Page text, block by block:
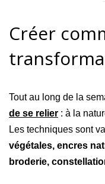
Créer
Tout au long de la
de se relier : à la
Les techniques sont
végétales, encres
broderie,